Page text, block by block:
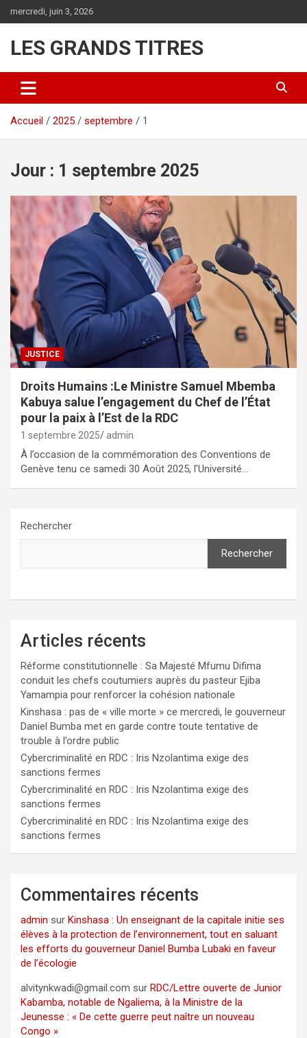
au
mercredi, juin 3, 2026
LES GRANDS TITRES
Accueil 2025 septembre 1
Jour : 1 septembre 2025
JUSTICE
Droits Humains :Le Ministre Samuel Mbemba
Kabuya salue l’engagement du Chef de l’État
pour la paix à l’Est de la RDC
1 septembre 2025 admin
À l’occasion de la commémoration des Conventions de
Genève tenu ce samedi 30 Août 2025, l’Université…
Rechercher
Rechercher
Articles récents
Réforme constitutionnelle : Sa Majesté Mfumu Difima
conduit les chefs coutumiers auprès du pasteur Ejiba
Yamampia pour renforcer la cohésion nationale
Kinshasa : pas de « ville morte » ce mercredi, le gouverneur
Daniel Bumba met en garde contre toute tentative de
trouble à l’ordre public
Cybercriminalité en RDC : Iris Nzolantima exige des
sanctions fermes
Cybercriminalité en RDC : Iris Nzolantima exige des
sanctions fermes
Cybercriminalité en RDC : Iris Nzolantima exige des
sanctions fermes
Commentaires récents
admin sur Kinshasa : Un enseignant de la capitale initie ses
élèves à la protection de l’environnement, tout en saluant
les efforts du gouverneur Daniel Bumba Lubaki en faveur
de l’écologie
alvitynkwadi@gmail.com sur RDC/Lettre ouverte de Junior
Kabamba, notable de Ngaliema, à la Ministre de la
Jeunesse : « De cette guerre peut naître un nouveau
Congo »